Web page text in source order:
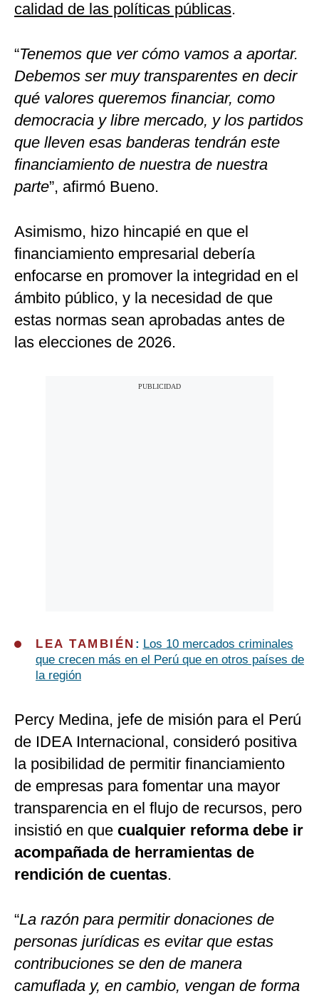
calidad de las políticas públicas.
“Tenemos que ver cómo vamos a aportar.
Debemos ser muy transparentes en decir
qué valores queremos financiar, como
democracia y libre mercado, y los partidos
que lleven esas banderas tendrán este
financiamiento de nuestra de nuestra
parte”, afirmó Bueno.
Asimismo, hizo hincapié en que el
financiamiento empresarial debería
enfocarse en promover la integridad en el
ámbito público, y la necesidad de que
estas normas sean aprobadas antes de
las elecciones de 2026.
LEA TAMBIÉN : Los 10 mercados criminales
que crecen más en el Perú que en otros países de
la región
Percy Medina, jefe de misión para el Perú
de IDEA Internacional, consideró positiva
la posibilidad de permitir financiamiento
de empresas para fomentar una mayor
transparencia en el flujo de recursos, pero
insistió en que cualquier reforma debe ir
acompañada de herramientas de
rendición de cuentas.
“La razón para permitir donaciones de
personas jurídicas es evitar que estas
contribuciones se den de manera
camuflada y, en cambio, vengan de forma